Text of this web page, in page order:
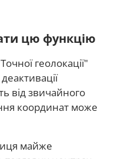
цю функцію
геолокації"
від звичайного
координат може
майже